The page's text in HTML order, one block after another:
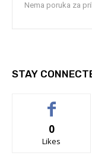
Nema poruka za
STAY
0
Likes